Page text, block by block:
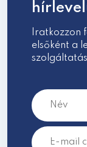
Iratkozzon
elsőként a